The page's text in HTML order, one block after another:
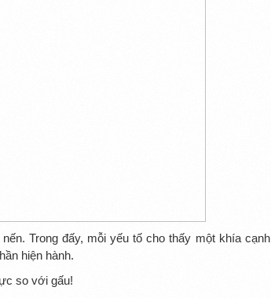
Trong đấy, mỗi yếu tố cho thấy một khía cạnh
hiện hành.
so với gấu!